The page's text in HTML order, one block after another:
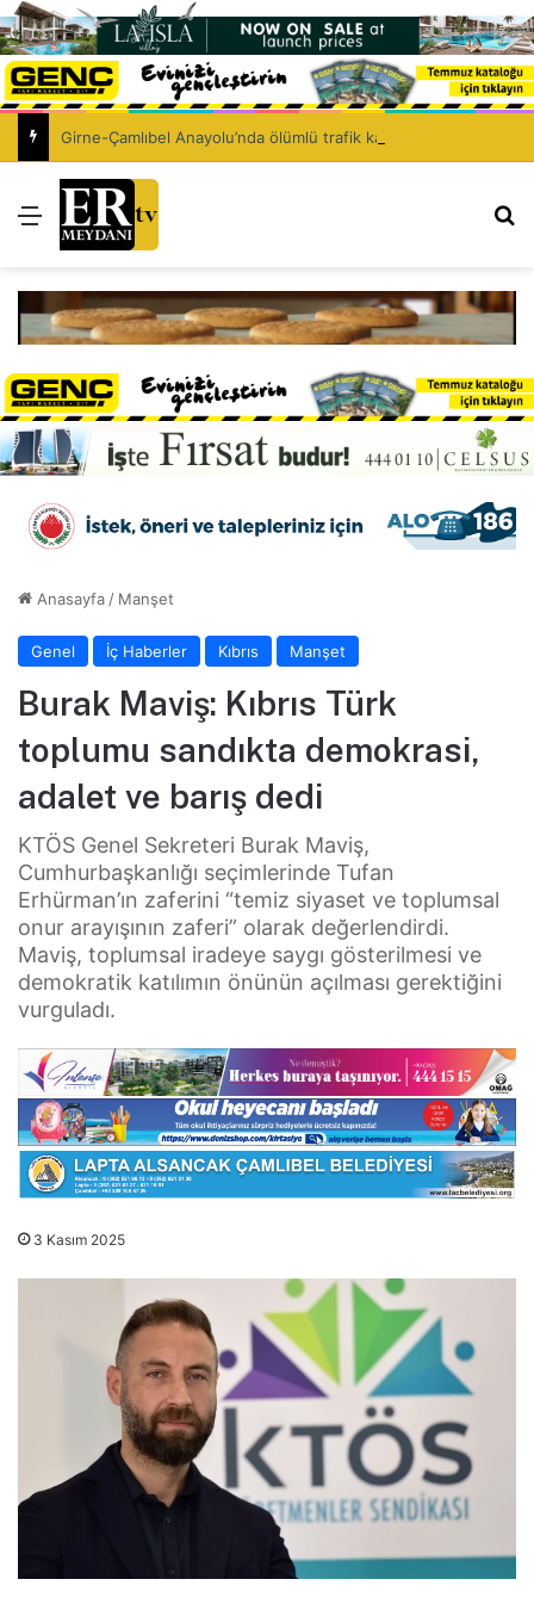
Menü
Anasayfa / Manşet
Genel İç Haberler Kıbrıs Manşet
Burak Maviş: Kıbrıs Türk
toplumu sandıkta demokrasi,
adalet ve barış dedi
KTÖS Genel Sekreteri Burak Maviş,
Cumhurbaşkanlığı seçimlerinde Tufan
Erhürman’ın zaferini “temiz siyaset ve toplumsal
onur arayışının zaferi” olarak değerlendirdi.
Maviş, toplumsal iradeye saygı gösterilmesi ve
demokratik katılımın önünün açılması gerektiğini
vurguladı.
3 Kasım 2025